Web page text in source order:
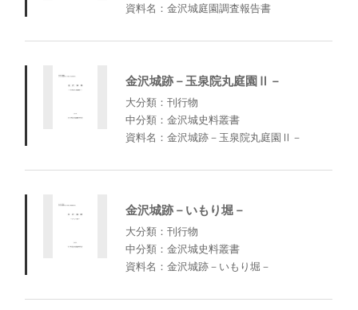
資料名：金沢城庭園調査報告書
金沢城跡－玉泉院丸庭園Ⅱ－
大分類：刊行物
中分類：金沢城史料叢書
資料名：金沢城跡－玉泉院丸庭園Ⅱ－
金沢城跡－いもり堀－
大分類：刊行物
中分類：金沢城史料叢書
資料名：金沢城跡－いもり堀－